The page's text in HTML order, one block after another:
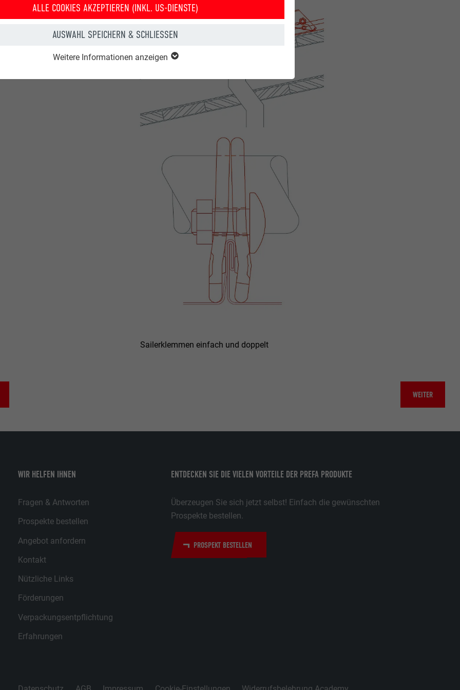
ALLE COOKIES AKZEPTIEREN (INKL. US-DIENSTE)
AUSWAHL SPEICHERN & SCHLIESSEN
Weitere Informationen anzeigen
Sailerklemmen einfach und doppelt
WEITER
ENTDECKEN SIE DIE VIELEN VORTEILE DER PREFA PRODUKTE
Überzeugen Sie sich jetzt selbst! Einfach die gewünschten
Prospekte bestellen.
PROSPEKT BESTELLEN
WIR HELFEN IHNEN
Fragen & Antworten
Prospekte bestellen
Angebot anfordern
Kontakt
Nützliche Links
Förderungen
Verpackungsentpflichtung
Erfahrungen